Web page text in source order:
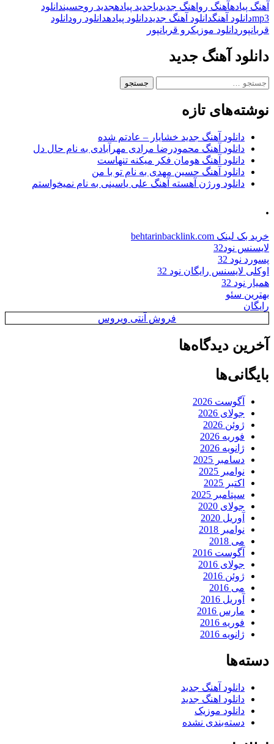
آهنگ پیادهآهنگ رو اهنگ جدیدباجدید پیادهجدید روحسیندانلود
mp3دانلود آهنگدانلود آهنگ جدیددانلود پیادهدانلود رودانلود
قربانپور دانلود موزیکرو قربانپور
دانلود آهنگ جدید
جستجو
نوشته‌های تازه
دانلود آهنگ جدید خشایار – عادتم شده
دانلود آهنگ محمودرضا مرادی مهرآبادی به نام حال دل
دانلود آهنگ هومان فکر میکنه تنهاست
دانلود آهنگ حسین مهدی به نام تو با من
دانلود ورژن آهسته آهنگ علی یاسینی به نام نمیخواستم
.
خرید بک لینک behtarinbacklink.com
لایسنس نود32
پسورد نود 32
اوکلی لایسنس رایگان نود 32
همیار نود 32
بهترین سئو
رایگان
فروش آنتی ویروس
آخرین دیدگاه‌ها
بایگانی‌ها
آگوست 2026
جولای 2026
ژوئن 2026
فوریه 2026
ژانویه 2026
دسامبر 2025
نوامبر 2025
اکتبر 2025
سپتامبر 2025
جولای 2020
آوریل 2020
نوامبر 2018
می 2018
آگوست 2016
جولای 2016
ژوئن 2016
می 2016
آوریل 2016
مارس 2016
فوریه 2016
ژانویه 2016
دسته‌ها
دانلود آهنگ جدید
دانلود اهنگ جدید
دانلود موزیک
دسته‌بندی نشده